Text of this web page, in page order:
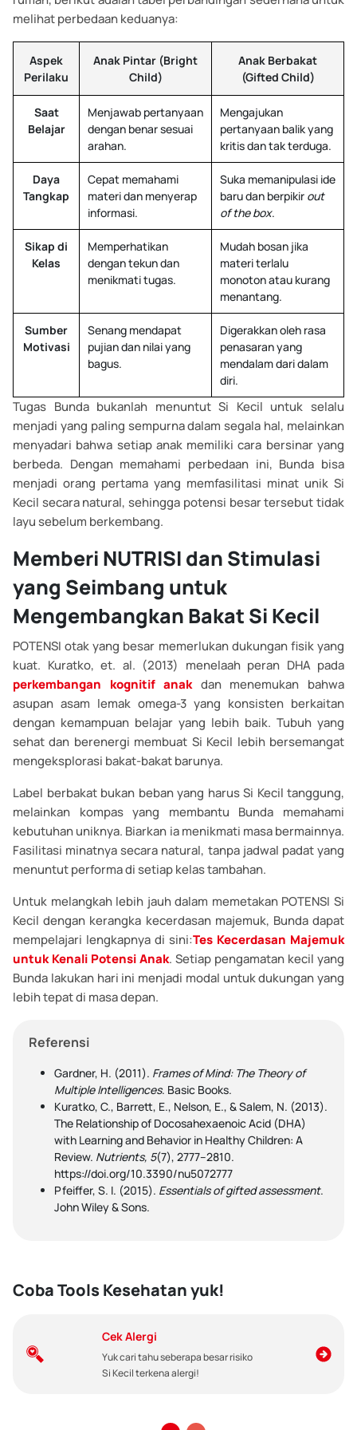
melihat perbedaan keduanya:
Aspek
Perilaku
Anak Pintar (Bright
Child)
Anak Berbakat
(Gifted Child)
Saat
Belajar
Menjawab pertanyaan
dengan benar sesuai
arahan.
Mengajukan
pertanyaan balik yang
kritis dan tak terduga.
Daya
Tangkap
Cepat memahami
materi dan menyerap
informasi.
Suka memanipulasi ide
baru dan berpikir out
of the box.
Sikap di
Kelas
Memperhatikan
dengan tekun dan
menikmati tugas.
Mudah bosan jika
materi terlalu
monoton atau kurang
menantang.
Sumber
Motivasi
Senang mendapat
pujian dan nilai yang
bagus.
Digerakkan oleh rasa
penasaran yang
mendalam dari dalam
diri.
Tugas Bunda bukanlah menuntut Si Kecil untuk selalu
menjadi yang paling sempurna dalam segala hal, melainkan
menyadari bahwa setiap anak memiliki cara bersinar yang
berbeda. Dengan memahami perbedaan ini, Bunda bisa
menjadi orang pertama yang memfasilitasi minat unik Si
Kecil secara natural, sehingga potensi besar tersebut tidak
layu sebelum berkembang.
Memberi NUTRISI dan Stimulasi
yang Seimbang untuk
Mengembangkan Bakat Si Kecil
POTENSI otak yang besar memerlukan dukungan fisik yang
kuat. Kuratko, et. al. (2013) menelaah peran DHA pada
perkembangan kognitif anakdan menemukan bahwa
asupan asam lemak omega-3 yang konsisten berkaitan
dengan kemampuan belajar yang lebih baik. Tubuh yang
sehat dan berenergi membuat Si Kecil lebih bersemangat
mengeksplorasi bakat-bakat barunya.
Label berbakat bukan beban yang harus Si Kecil tanggung,
melainkan kompas yang membantu Bunda memahami
kebutuhan uniknya. Biarkan ia menikmati masa bermainnya.
Fasilitasi minatnya secara natural, tanpa jadwal padat yang
menuntut performa di setiap kelas tambahan.
Untuk melangkah lebih jauh dalam memetakan POTENSI Si
Kecil dengan kerangka kecerdasan majemuk, Bunda dapat
mempelajari lengkapnya di sini:Tes Kecerdasan Majemuk
untuk Kenali Potensi Anak. Setiap pengamatan kecil yang
Bunda lakukan hari ini menjadi modal untuk dukungan yang
lebih tepat di masa depan.
Referensi
Gardner, H. (2011). Frames of Mind: The Theory of
Multiple Intelligences. Basic Books.
Kuratko, C., Barrett, E., Nelson, E., & Salem, N. (2013).
The Relationship of Docosahexaenoic Acid (DHA)
with Learning and Behavior in Healthy Children: A
Review. Nutrients, 5(7), 2777–2810.
https://doi.org/10.3390/nu5072777
Pfeiffer, S. I. (2015). Essentials of gifted assessment.
John Wiley & Sons.
Coba Tools Kesehatan yuk!
Cek Alergi
Yuk cari tahu seberapa besar risiko
Si Kecil terkena alergi!